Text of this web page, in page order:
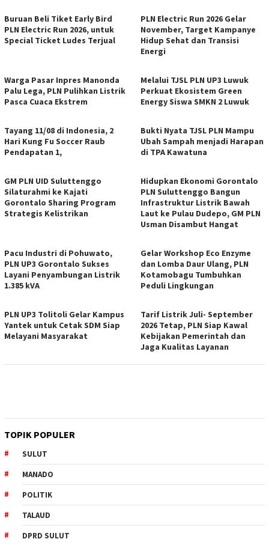
Buruan Beli Tiket Early Bird
PLN Electric Run 2026, untuk
Special Ticket Ludes Terjual
PLN Electric Run 2026 Gelar
November, Target Kampanye
Hidup Sehat dan Transisi
Energi
Warga Pasar Inpres Manonda
Palu Lega, PLN Pulihkan Listrik
Pasca Cuaca Ekstrem
Melalui TJSL PLN UP3 Luwuk
Perkuat Ekosistem Green
Energy Siswa SMKN 2 Luwuk
Tayang 11/08 di Indonesia, 2
Hari Kung Fu Soccer Raub
Pendapatan 1,
Bukti Nyata TJSL PLN Mampu
Ubah Sampah menjadi Harapan
di TPA Kawatuna
GM PLN UID Suluttenggo
Silaturahmi ke Kajati
Gorontalo Sharing Program
Strategis Kelistrikan
Hidupkan Ekonomi Gorontalo
PLN Suluttenggo Bangun
Infrastruktur Listrik Bawah
Laut ke Pulau Dudepo, GM PLN
Usman Disambut Hangat
Pacu Industri di Pohuwato,
PLN UP3 Gorontalo Sukses
Layani Penyambungan Listrik
1.385 kVA
Gelar Workshop Eco Enzyme
dan Lomba Daur Ulang, PLN
Kotamobagu Tumbuhkan
Peduli Lingkungan
PLN UP3 Tolitoli Gelar Kampus
Yantek untuk Cetak SDM Siap
Melayani Masyarakat
Tarif Listrik Juli- September
2026 Tetap, PLN Siap Kawal
Kebijakan Pemerintah dan
Jaga Kualitas Layanan
TOPIK POPULER
SULUT
MANADO
POLITIK
TALAUD
DPRD SULUT